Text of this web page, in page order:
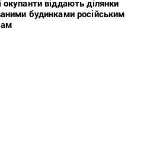
окупанти віддають ділянки
будинками російським